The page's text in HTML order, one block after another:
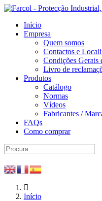
Início
Empresa
Quem somos
Contactos e
Condições Gerais
Livro de
Produtos
Catálogo
Normas
Vídeos
Fabricantes /
FAQs
Como comprar
Início